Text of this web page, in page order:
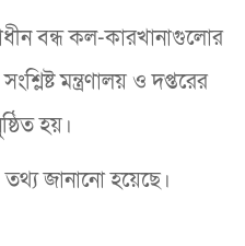
বন্ধ কল-কারখানাগুলোর
মন্ত্রণালয় ও দপ্তরের
হয়।
তথ্য জানানো হয়েছে।